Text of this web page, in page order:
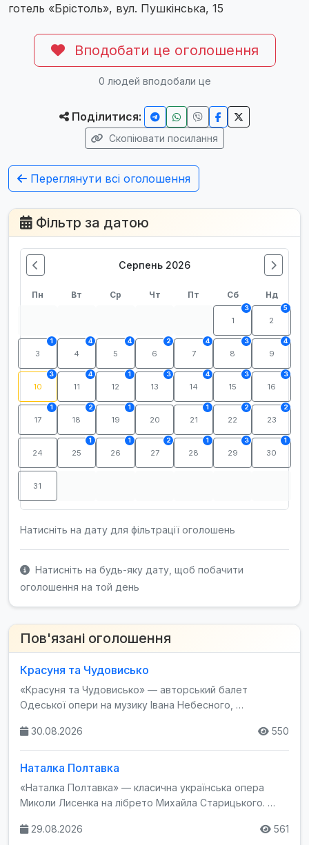
готель «Брістоль», вул. Пушкінська, 15
Вподобати це оголошення
0 людей вподобали це
Поділитися:
Скопіювати посилання
Переглянути всі оголошення
Фільтр за датою
Серпень 2026
Пн Вт Ср Чт Пт Сб Нд
1
3
2
5
3
1
4
4
5
4
6
2
7
4
8
3
9
4
10
3
11
4
12
1
13
3
14
4
15
3
16
3
17
1
18
2
19
1
20 21
1
22
2
23
2
24 25
1
26
1
27
2
28
1
29
3
30
1
31
Натисніть на дату для фільтрації оголошень
Натисніть на будь-яку дату, щоб побачити
оголошення на той день
Пов'язані оголошення
Красуня та Чудовисько
«Красуня та Чудовисько» — авторський балет
Одеської опери на музику Івана Небесного, …
30.08.2026 550
Наталка Полтавка
«Наталка Полтавка» — класична українська опера
Миколи Лисенка на лібрето Михайла Старицького. …
29.08.2026 561